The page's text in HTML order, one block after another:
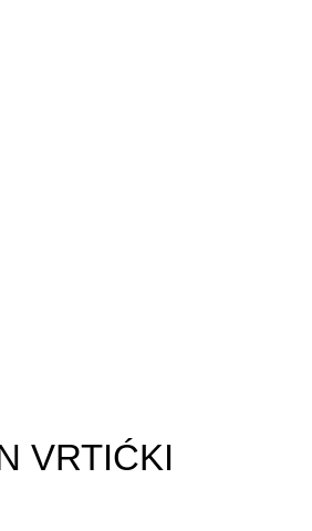
VRTIĆKI